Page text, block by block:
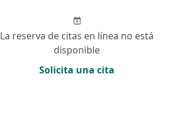
La reserva de citas en línea no está
disponible
Solicita una cita